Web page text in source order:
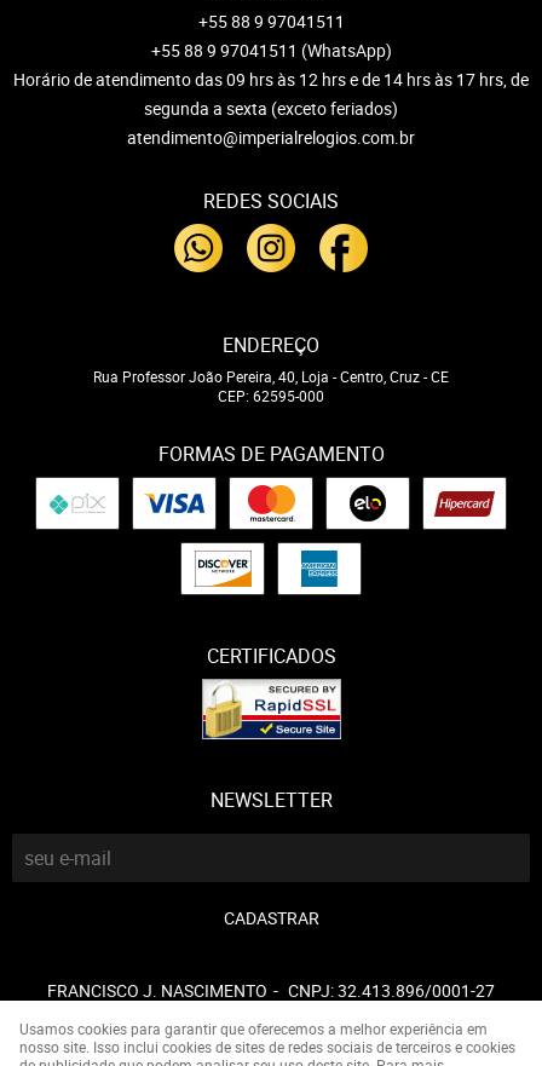
+55 88 9 97041511
+55 88 9 97041511 (WhatsApp)
Horário de atendimento das 09 hrs às 12 hrs e de 14 hrs às 17 hrs, de
segunda a sexta (exceto feriados)
atendimento@imperialrelogios.com.br
REDES SOCIAIS
ENDEREÇO
Rua Professor João Pereira, 40, Loja -Centro, Cruz-CE
CEP: 62595-000
FORMAS DE PAGAMENTO
CERTIFICADOS
NEWSLETTER
CADASTRAR
FRANCISCO J. NASCIMENTO CNPJ: 32.413.896/0001-27
Usamos cookies para garantir que oferecemos a melhor experiência em
nosso site. Isso inclui cookies de sites de redes sociais de terceiros e cookies